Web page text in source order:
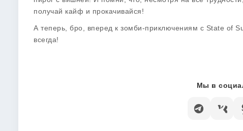
получай кайф и прокачивайся!
А теперь, бро, вперед к зомби-приключениям с State of
всегда!
Мы в